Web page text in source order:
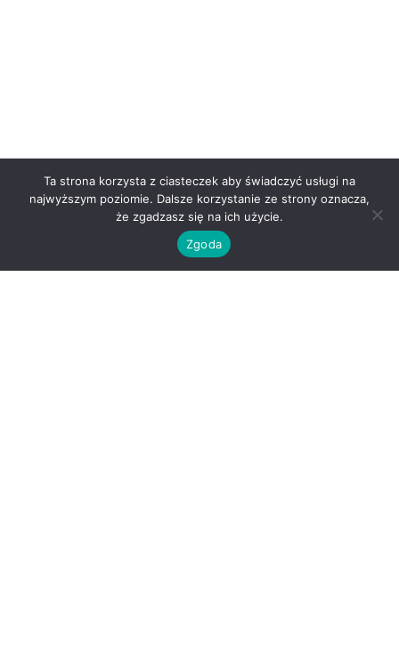
Ta strona korzysta z ciasteczek aby świadczyć usługi na
najwyższym poziomie. Dalsze korzystanie ze strony oznacza,
że zgadzasz się na ich użycie.
Zgoda